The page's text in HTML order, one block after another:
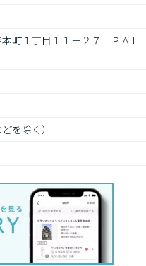
町１丁目１１－２７　ＰＡＬ
を除く）